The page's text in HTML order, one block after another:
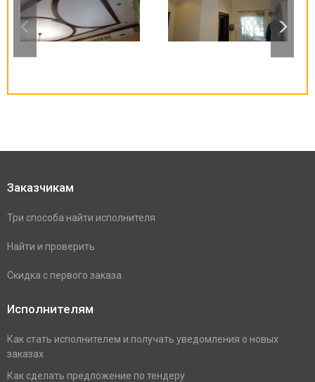
Заказчикам
Три способа найти исполнителя
Найти и проверить
Скидка с первого заказа
Исполнителям
Как стать исполнителем и получать уведомления о новых
заказах
Как сделать предложение по тендеру